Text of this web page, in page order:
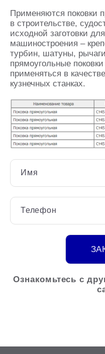
Применяются поковки
в строительстве,
исходной заготовки
машиностроения –
турбин, шатуны,
прямоугольные
применяться в
кузнечных станках.
Имя
Телефон
Ознакомьтесь с